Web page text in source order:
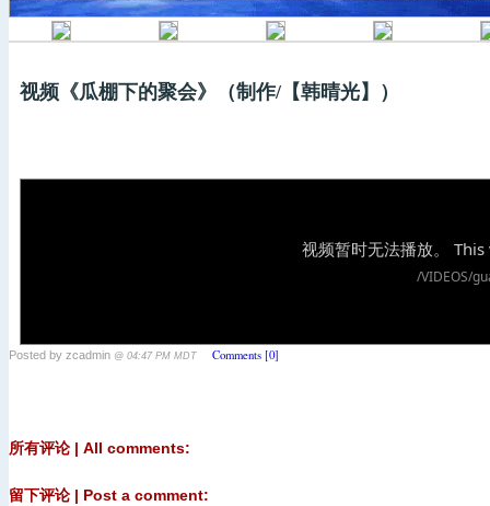
视频《瓜棚下的聚会》（制作/【韩晴光】）
Posted by zcadmin @ 04:47 PM MDT Comments [0]
所有评论 | All comments:
留下评论 | Post a comment: